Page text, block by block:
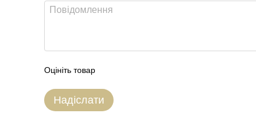
Оцініть товар
Надіслати